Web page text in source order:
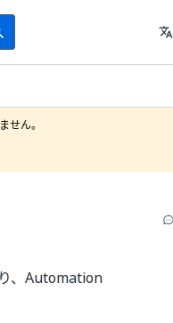
言語
translate
せん。
、Automation